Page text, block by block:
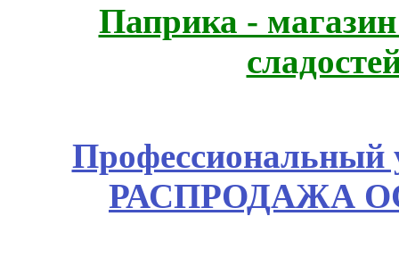
Паприка -
Профессиональный
РАСПРОДАЖА